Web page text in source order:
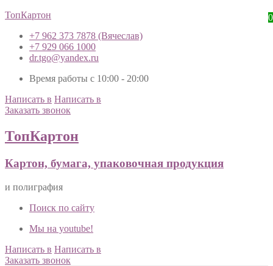
ТопКартон
+7 962 373 7878 (Вячеслав)
+7 929 066 1000
dr.tgo@yandex.ru
Время работы с 10:00 - 20:00
Написать в Написать в
Заказать звонок
ТопКартон
Картон, бумага, упаковочная продукция
и полиграфия
Поиск по сайту
Мы на youtube!
Написать в Написать в
Заказать звонок
0